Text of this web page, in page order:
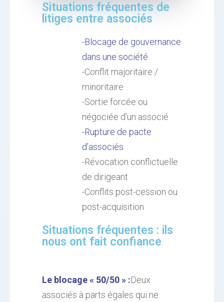
Situations fréquentes de
litiges entre associés
-Blocage de gouvernance
dans une société
-Conflit majoritaire /
minoritaire
-Sortie forcée ou
négociée d’un associé
-Rupture de pacte
d’associés
-Révocation conflictuelle
de dirigeant
-Conflits post-cession ou
post-acquisition
Situations fréquentes : ils
nous ont fait confiance
Le blocage « 50/50 » :Deux
associés à parts égales qui ne